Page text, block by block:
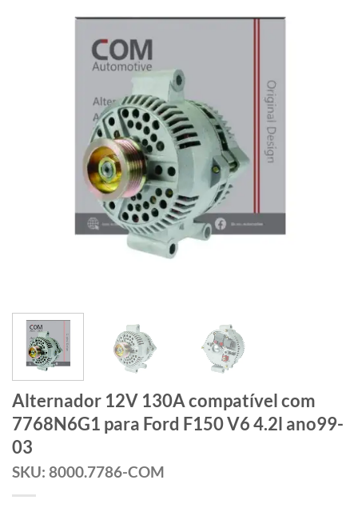
Alternador 12V 130A compatível com
7768N6G1 para Ford F150 V6 4.2l ano99-
03
SKU: 8000.7786-COM